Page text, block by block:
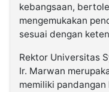
kebangsaan,
mengemukakan
sesuai dengan
Rektor Universitas
Ir. Marwan
memiliki